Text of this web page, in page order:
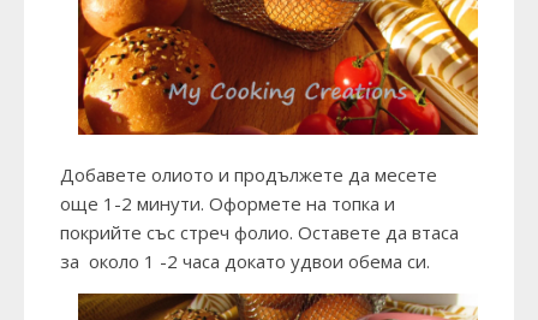
Добавете олиото и продължете да месете
още 1-2 минути. Оформете на топка и
покрийте със стреч фолио. Оставете да втаса
за около 1 -2 часа докато удвои обема си.